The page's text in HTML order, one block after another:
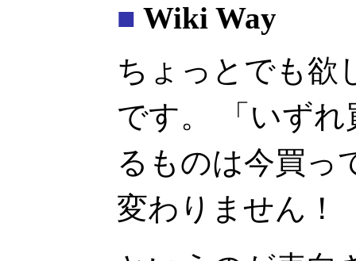
■ Wiki Way
ちょっとでも欲
です。 「いず
るものは今買っ
変わりません！